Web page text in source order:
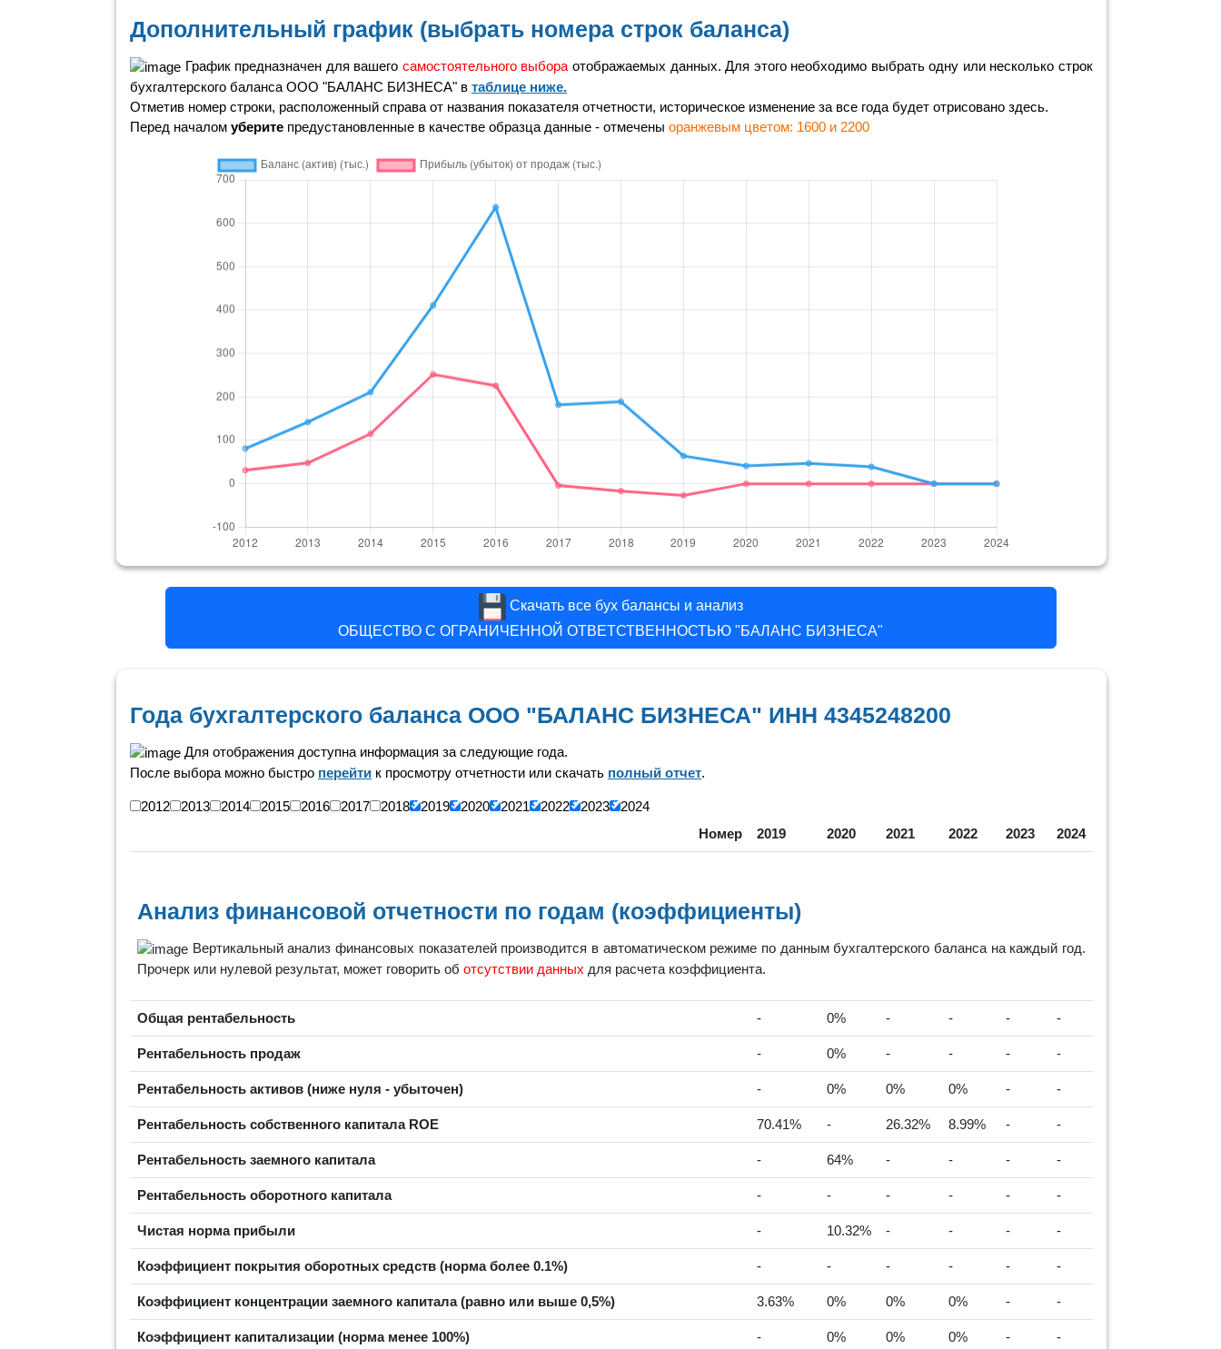
Дополнительный график (выбрать номера строк баланса)
График предназначен для вашего самостоятельного выбораотображаемых данных. Для этого необходимо выбрать одну или несколько строк
бухгалтерского баланса ООО "БАЛАНС БИЗНЕСА" в таблице ниже.
Отметив номер строки, расположенный справа от названия показателя отчетности, историческое изменение за все года будет отрисовано здесь.
Перед началом уберите предустановленные в качестве образца данные - отмечены оранжевым цветом: 1600 и 2200
Скачать все бух балансы и анализ
ОБЩЕСТВО С ОГРАНИЧЕННОЙ ОТВЕТСТВЕННОСТЬЮ "БАЛАНС БИЗНЕСА"
Года бухгалтерского баланса ООО "БАЛАНС БИЗНЕСА" ИНН 4345248200
Для отображения доступна информация за следующие года.
После выбора можно быстро перейти к просмотру отчетности или скачать полный отчет.
2012 2013 2014 2015 2016 2017 2018 2019 2020 2021 2022 2023
2024
Номер
2019 2020 2021 2022 2023 2024
Анализ финансовой отчетности по годам (коэффициенты)
Вертикальный анализ финансовых показателей производится в автоматическом режиме по данным бухгалтерского баланса на каждый год.
Прочерк или нулевой результат, может говорить об отсутствии данных для расчета коэффициента.
Общая рентабельность - 0% - - - -
Рентабельность продаж - 0% - - - -
Рентабельность активов (ниже нуля - убыточен) - 0% 0% 0% - -
Рентабельность собственного капитала ROE 70.41% - 26.32% 8.99% - -
Рентабельность заемного капитала - 64% - - - -
Рентабельность оборотного капитала - - - - - -
Чистая норма прибыли - 10.32% - - - -
Коэффициент покрытия оборотных средств (норма более 0.1%) - - - - - -
Коэффициент концентрации заемного капитала (равно или выше 0,5%) 3.63% 0% 0% 0% - -
Коэффициент капитализации (норма менее 100%) - 0% 0% 0% - -